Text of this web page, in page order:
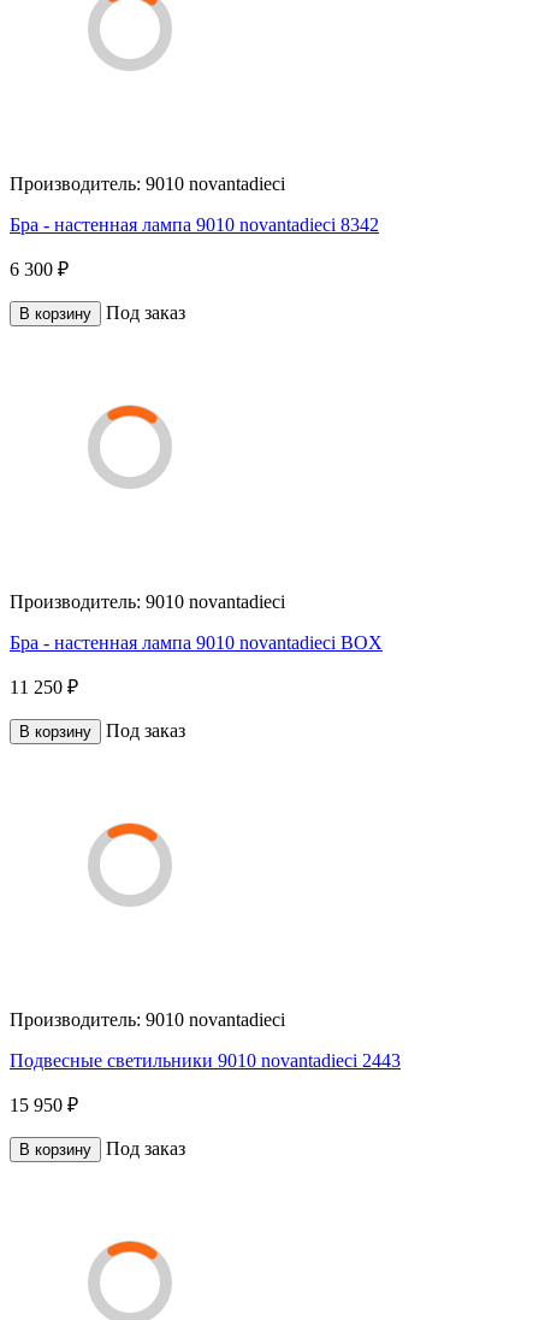
Производитель: 9010 novantadieci
Бра - настенная лампа 9010 novantadieci 8342
6 300 ₽
В корзину Под заказ
Производитель: 9010 novantadieci
Бра - настенная лампа 9010 novantadieci BOX
11 250 ₽
В корзину Под заказ
Производитель: 9010 novantadieci
Подвесные светильники 9010 novantadieci 2443
15 950 ₽
В корзину Под заказ